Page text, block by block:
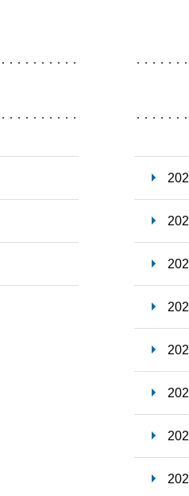
勤務・福利
ナース専科就職ナビ